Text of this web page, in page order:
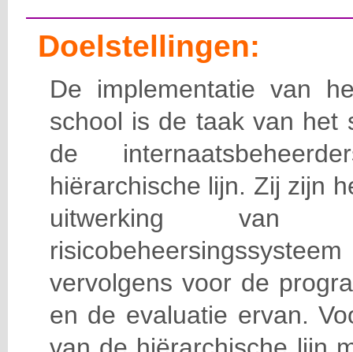
Doelstellingen:
De implementatie van
school is de taak van het
de
hiërarchische lijn. Zij zijn
uitwerking van
vervolgens voor de
en de evaluatie ervan.